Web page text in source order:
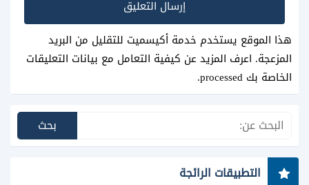
هذا الموقع يستخدم خدمة أكيسميت للتقليل من البريد
المزعجة. اعرف المزيد عن كيفية التعامل مع بيانات التعليقات
الخاصة بك processed
.
التطبيقات الرائجة